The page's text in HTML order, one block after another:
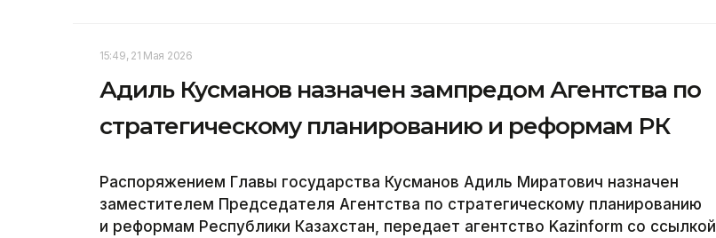
15:49, 21 Мая 2026
Адиль Кусманов назначен зампредом Агентства по
стратегическому планированию и реформам РК
Распоряжением Главы государства Кусманов Адиль Миратович назначен
заместителем Председателя Агентства по стратегическому планированию
и реформам Республики Казахстан, передает агентство Kazinform со ссылкой